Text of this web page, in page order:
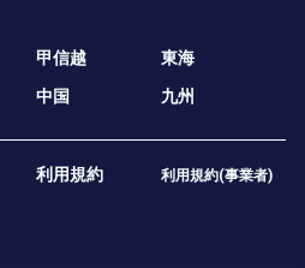
甲信越
東海
中国 九州
利用規約 利用規約(事業者)